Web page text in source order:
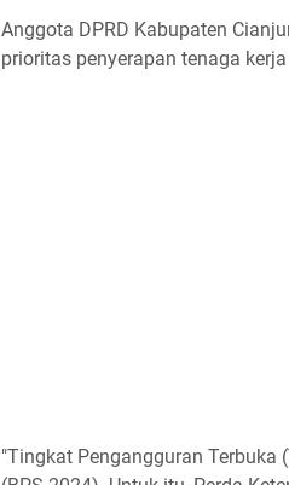
Anggota DPRD Kabupaten
prioritas penyerapan tenaga
"Tingkat Pengangguran Terbuka